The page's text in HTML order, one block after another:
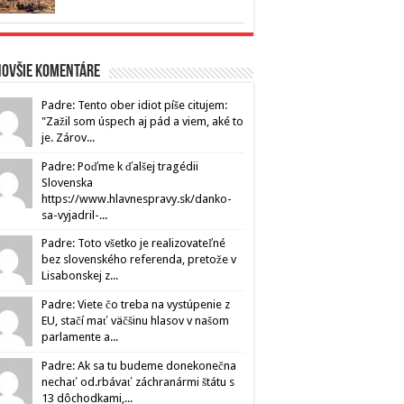
komentáre
Padre: Tento ober idiot píše citujem:
"Zažil som úspech aj pád a viem, aké to
je. Zárov...
Padre: Poďme k ďalšej tragédii
Slovenska
https://www.hlavnespravy.sk/danko-
sa-vyjadril-...
Padre: Toto všetko je realizovateľné
bez slovenského referenda, pretože v
Lisabonskej z...
Padre: Viete čo treba na vystúpenie z
EU, stačí mať väčšinu hlasov v našom
parlamente a...
Padre: Ak sa tu budeme donekonečna
nechať od.rbávať záchranármi štátu s
13 dôchodkami,...